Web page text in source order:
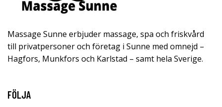
Massage Sunne erbjuder massage, spa och friskvård
till privatpersoner och företag i Sunne med omnejd –
Hagfors, Munkfors och Karlstad – samt hela Sverige.
FÖLJA